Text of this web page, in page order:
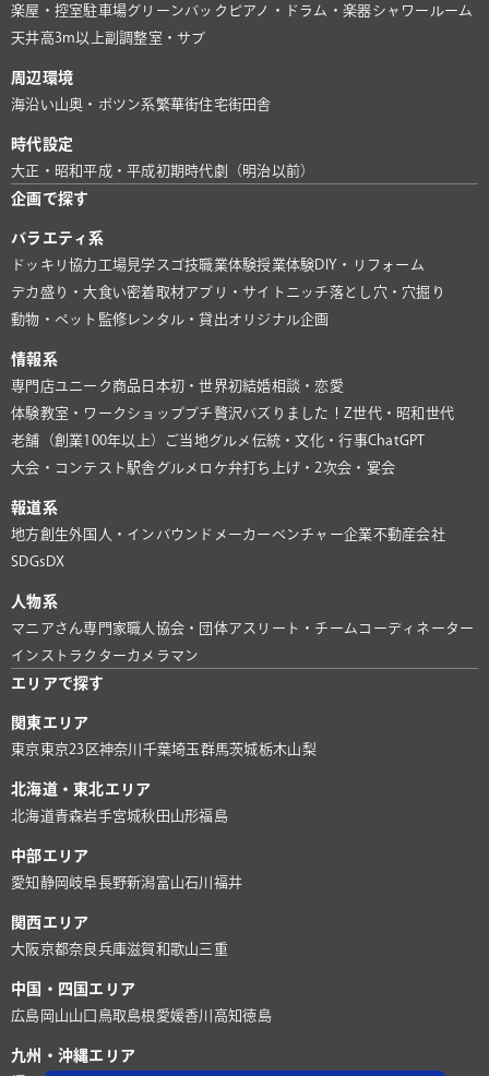
楽屋・控室駐車場グリーンバック ピアノ・ドラム・楽器シャワールーム
天井高3m以上副調整室・サブ
周辺環境
海沿い山奥・ポツン系繁華街住宅街田舎
時代設定
大正・昭和平成・平成初期時代劇（明治以前）
企画で探す
バラエティ系
ドッキリ協力 工場見学 スゴ技職業体験授業体験 DIY・リフォーム
デカ盛り・大食い密着取材アプリ・サイト ニッチ落とし穴・穴掘り
動物・ペット 監修 レンタル・貸出オリジナル企画
情報系
専門店ユニーク商品 日本初・世界初結婚相談・恋愛
体験教室・ワークショッププチ贅沢バズりました！ Z世代・昭和世代
老舗（創業100年以上）
ご当地グルメ 伝統・文化・行事ChatGPT
大会・コンテスト 駅舎グルメ ロケ弁打ち上げ・2次会・宴会
報道系
地方創生外国人・インバウンド メーカー ベンチャー企業不動産会社
SDGs DX
人物系
マニアさん専門家 職人 協会・団体アスリート・チーム コーディネーター
インストラクターカメラマン
エリアで探す
関東エリア
東京 東京23区神奈川 千葉埼玉群馬茨城栃木山梨
北海道・東北エリア
北海道青森岩手宮城秋田 山形福島
中部エリア
愛知 静岡 岐阜長野新潟富山石川 福井
関西エリア
大阪京都奈良兵庫滋賀和歌山 三重
中国・四国エリア
広島 岡山山口 鳥取島根 愛媛香川 高知徳島
九州・沖縄エリア